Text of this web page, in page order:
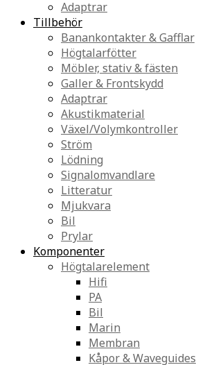
Adaptrar
Tillbehör
Banankontakter & Gafflar
Högtalarfötter
Möbler, stativ & fästen
Galler & Frontskydd
Adaptrar
Akustikmaterial
Växel/Volymkontroller
Ström
Lödning
Signalomvandlare
Litteratur
Mjukvara
Bil
Prylar
Komponenter
Högtalarelement
Hifi
PA
Bil
Marin
Membran
Kåpor & Waveguides